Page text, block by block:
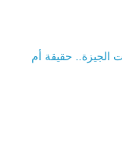
الجيزة.. حقيقة أم